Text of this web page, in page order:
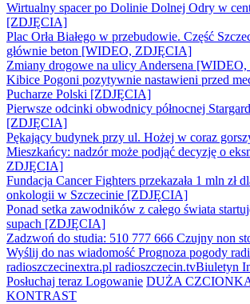
Wirtualny spacer po Dolinie Dolnej Odry w
[ZDJĘCIA]
Plac Orła Białego w przebudowie. Część
głównie beton [WIDEO, ZDJĘCIA]
Zmiany drogowe na ulicy Andersena
Kibice Pogoni pozytywnie nastawieni przed
Pucharze Polski [ZDJĘCIA]
Pierwsze odcinki obwodnicy północnej
[ZDJĘCIA]
Pękający budynek przy ul. Hożej w coraz
Mieszkańcy: nadzór może podjąć decyzję o
ZDJĘCIA]
Fundacja Cancer Fighters przekazała 1 mln zł
onkologii w Szczecinie [ZDJĘCIA]
Ponad setka zawodników z całego świata
supach [ZDJĘCIA]
Zadzwoń do studia: 510 777 666 Czujny non
Wyślij do nas wiadomość Prognoza pogody
radioszczecinextra.pl radioszczecin.tvBiuletyn
Posłuchaj teraz Logowanie DUŻA
KONTRAST